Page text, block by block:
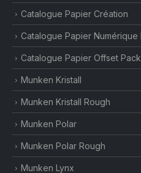
Catalogue Papier Création
Catalogue Papier Numérique
Catalogue Papier Offset
Munken Kristall
Munken Kristall Rough
Munken Polar
Munken Polar Rough
Munken Lynx